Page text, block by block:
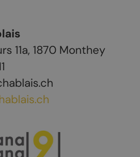
11a, 1870 Monthey